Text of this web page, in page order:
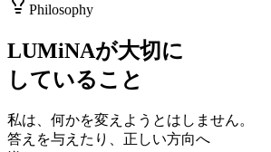
Philosophy
LUMiNAが大切に
していること
私は、何かを変えようとはしません。
答えを与えたり、正しい方向へ